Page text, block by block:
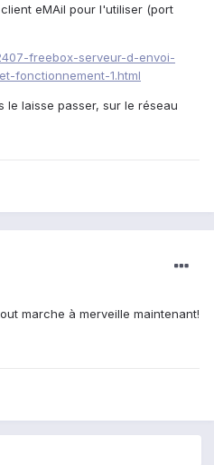
eMAil pour l'utiliser (port
freebox-serveur-d-envoi-
fonctionnement-1.html
le laisse passer, sur le réseau
marche à merveille maintenant!